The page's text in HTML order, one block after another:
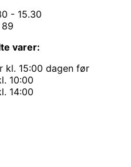
- 15.30
varer:
kl. 15:00 dagen før
10:00
14:00